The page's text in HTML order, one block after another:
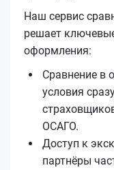
Наш сервис
решает
оформления:
Сравнение в
условия
ОСАГО.
Доступ к
партнёры